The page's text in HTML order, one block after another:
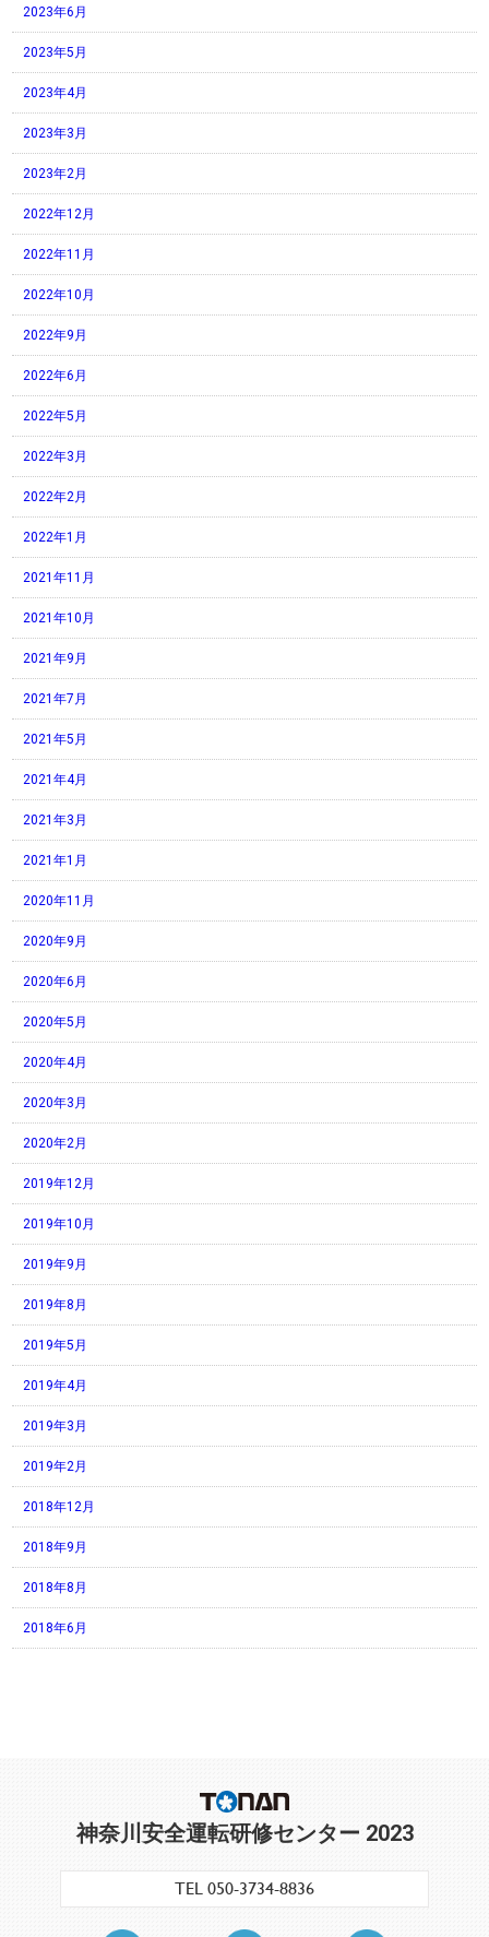
2023年6月
2023年5月
2023年4月
2023年3月
2023年2月
2022年12月
2022年11月
2022年10月
2022年9月
2022年6月
2022年5月
2022年3月
2022年2月
2022年1月
2021年11月
2021年10月
2021年9月
2021年7月
2021年5月
2021年4月
2021年3月
2021年1月
2020年11月
2020年9月
2020年6月
2020年5月
2020年4月
2020年3月
2020年2月
2019年12月
2019年10月
2019年9月
2019年8月
2019年5月
2019年4月
2019年3月
2019年2月
2018年12月
2018年9月
2018年8月
2018年6月
神奈川安全運転研修センター 2023
TEL 050-3734-8836